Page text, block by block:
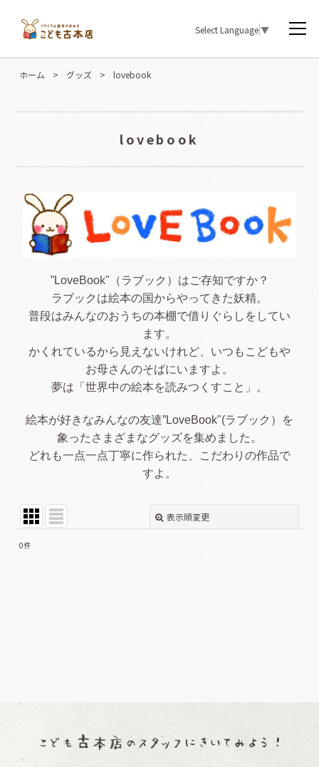
Select Language▼
ホーム > グッズ > lovebook
lovebook
”LoveBook"（ラブック）はご存知ですか？
ラブックは絵本の国からやってきた妖精。
普段はみんなのおうちの本棚で借りぐらしをしてい
ます。
かくれているから見えないけれど、いつもこどもや
お母さんのそばにいますよ。
夢は「世界中の絵本を読みつくすこと」。
絵本が好きなみんなの友達”LoveBook"(ラブック）を
象ったさまざまなグッズを集めました。
どれも一点一点丁寧に作られた、こだわりの作品で
すよ。
表示順変更
0件